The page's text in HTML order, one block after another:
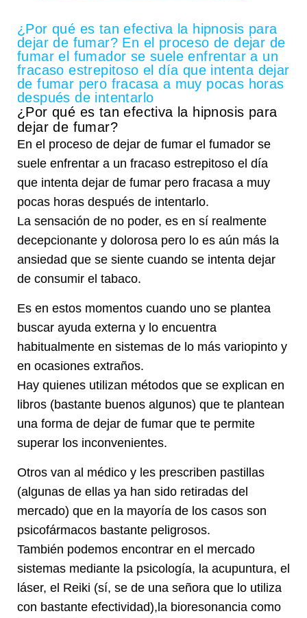
¿Por qué es tan efectiva la hipnosis para
dejar de fumar? En el proceso de dejar de
fumar el fumador se suele enfrentar a un
fracaso estrepitoso el día que intenta dejar
de fumar pero fracasa a muy pocas horas
después de intentarlo
¿Por qué es tan efectiva la hipnosis para
dejar de fumar?
En el proceso de dejar de fumar el fumador se
suele enfrentar a un fracaso estrepitoso el día
que intenta dejar de fumar pero fracasa a muy
pocas horas después de intentarlo.
La sensación de no poder, es en sí realmente
decepcionante y dolorosa pero lo es aún más la
ansiedad que se siente cuando se intenta dejar
de consumir el tabaco.
Es en estos momentos cuando uno se plantea
buscar ayuda externa y lo encuentra
habitualmente en sistemas de lo más variopinto y
en ocasiones extraños.
Hay quienes utilizan métodos que se explican en
libros (bastante buenos algunos) que te plantean
una forma de dejar de fumar que te permite
superar los inconvenientes.
Otros van al médico y les prescriben pastillas
(algunas de ellas ya han sido retiradas del
mercado) que en la mayoría de los casos son
psicofármacos bastante peligrosos.
También podemos encontrar en el mercado
sistemas mediante la psicología, la acupuntura, el
láser, el Reiki (sí, se de una señora que lo utiliza
con bastante efectividad),la bioresonancia como